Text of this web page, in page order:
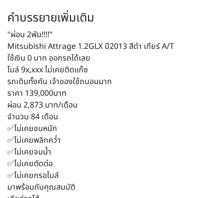
คำบรรยายเพิ่มเติม
"ผ่อน 2พัน!!!!"
Mitsubishi​ Attrage​ 1.2GLX ปี2013 สีดำ เกียร์ A/T
ใช้เงิน 0 บาท ออกรถได้เลย
ไมล์ 9x,xxx ไม่เคยติดแก๊ซ
รถเดิมทั้งคัน​ เจ้าของใช้ถนอมมาก
ราคา 139,000บาท
ผ่อน 2,873 บาท/เดือน
จำนวน 84 เดือน
✅ไม่เคยชนหนัก
✅ไม่เคยพลิกคว่ำ
✅ไม่เคยจมน้ำ
✅ไม่เคยตัดต่อ
✅ไม่เคยกรอไมล์
มาพร้อมกับคุณสมบัติ